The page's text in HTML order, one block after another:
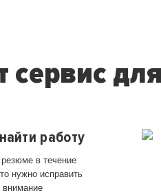
сервис
работу
в течение
нужно исправить
внимание